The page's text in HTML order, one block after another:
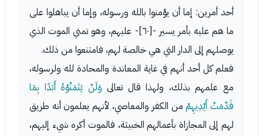
أحد أمرين: إما أن يؤمنوا بالله ورسوله، وإما أن يباهلوا على
ما هم عليه بأمر يسير -[٦٠]- عليهم، وهو تمني الموت الذي
يوصلهم إلى الدار التي هي خالصة لهم، فامتنعوا من ذلك.
فعلم كل أحد أنهم في غاية المعاندة والمحادة لله ولرسوله،
مع علمهم بذلك، ولهذا قال تعالى وَلَنْ يَتَمَنَّوْهُ أَبَدًا بِمَا
قَدَّمَتْ أَيْدِيهِمْمن الكفر والمعاصي، لأنهم يعلمون أنه طريق
لهم إلى المجازاة بأعمالهم الخبيثة، فالموت أكره شيء إليهم،